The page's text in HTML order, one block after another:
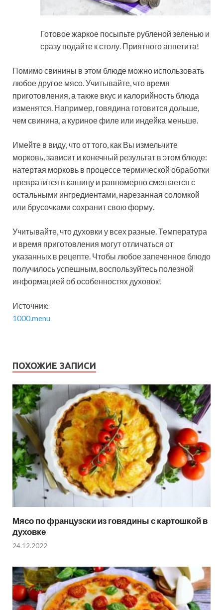
Готовое жаркое посыпьте рубленой зеленью и
сразу подайте к столу. Приятного аппетита!
Помимо свинины в этом блюде можно использовать
любое другое мясо. Учитывайте, что время
приготовления, а также вкус и калорийность блюда
изменятся. Например, говядина готовится дольше,
чем свинина, а куриное филе или индейка меньше.
Имейте в виду, что от того, как Вы измельчите
морковь, зависит и конечный результат в этом блюде:
натертая морковь в процессе термической обработки
превратится в кашицу и равномерно смешается с
остальными ингредиентами, нарезанная соломкой
или брусочками сохранит свою форму.
Учитывайте, что духовки у всех разные. Температура
и время приготовления могут отличаться от
указанных в рецепте. Чтобы любое запеченное блюдо
получилось успешным, воспользуйтесь полезной
информацией об особенностях духовок!
Источник:
1000.menu
ПОХОЖИЕ ЗАПИСИ
Мясо по французски из говядины с картошкой в
духовке
24.12.2022